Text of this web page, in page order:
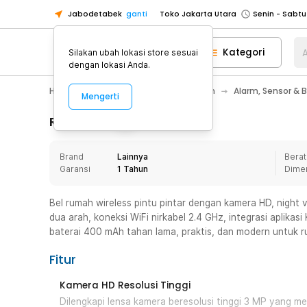
Jabodetabek ganti Toko Jakarta Utara
Toko Tangerang
Toko Cikupa
Pick n Go Jakarta Barat
Senin -
Pick n Go Bekasi
Senin - Jumat
Senin - Jumat
Senin -
Senin -
Toko Tangerang
Toko Cikupa
Pick n Go Jakarta Barat
Senin -
Pick n Go Depok
Kategori
Home Appliance Perawatan Rumah Alarm, Sensor &
Rincian Produk
Brand
Lainnya
Garansi
1 Tahun
Bel rumah wireless pintu pintar dengan kamera HD,
dua arah, koneksi WiFi nirkabel 2.4 GHz, integrasi
baterai 400 mAh tahan lama, praktis, dan modern untuk
Fitur
Kamera HD Resolusi Tinggi
Dilengkapi lensa kamera beresolusi tinggi 3 MP yang
Silakan ubah lokasi store sesuai
dengan lokasi Anda.
Mengerti